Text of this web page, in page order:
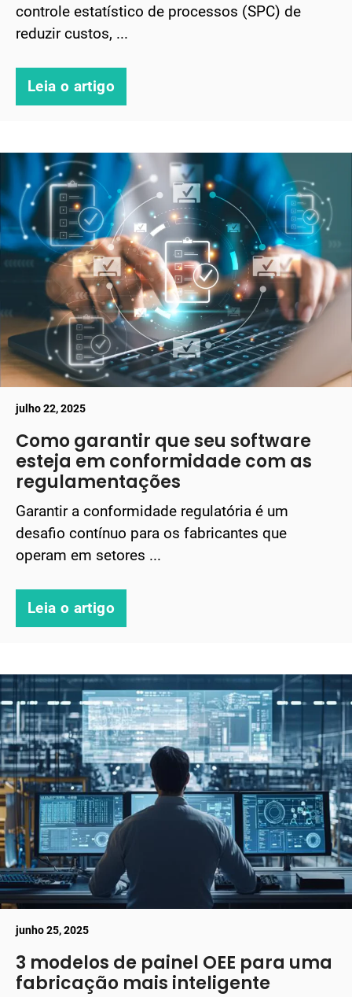
controle estatístico de processos (SPC) de
reduzir custos, ...
Leia o artigo
julho 22, 2025
Como garantir que seu software
esteja em conformidade com as
regulamentações
Garantir a conformidade regulatória é um
desafio contínuo para os fabricantes que
operam em setores ...
Leia o artigo
junho 25, 2025
3 modelos de painel OEE para uma
fabricação mais inteligente